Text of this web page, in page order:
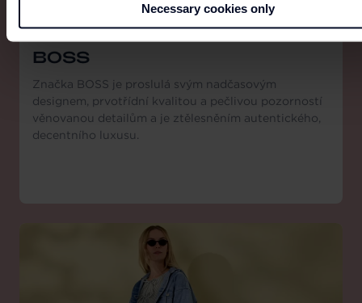
Necessary cookies only
BOSS
Značka BOSS je proslulá svým nadčasovým
designem, prvotřídní kvalitou a pečlivou pozorností
věnovanou detailům a je ztělesněním autentického,
decentního luxusu.